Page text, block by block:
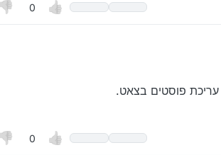
0
פוסטים בצאט.
0